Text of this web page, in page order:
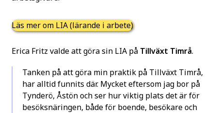
Läs mer om LIA (lärande i arbete)
Erica Fritz valde att göra sin LIA på Tillväxt Timrå.
Tanken på att göra min praktik på Tillväxt Timrå,
har alltid funnits där. Mycket eftersom jag bor på
Tynderö, Åstön och ser hur viktig plats det är för
besöksnäringen, både för boende, besökare och